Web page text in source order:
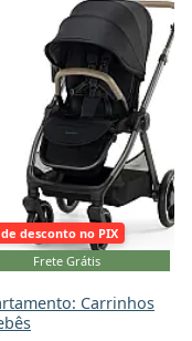
de desconto no PIX
Frete Grátis
Carrinhos